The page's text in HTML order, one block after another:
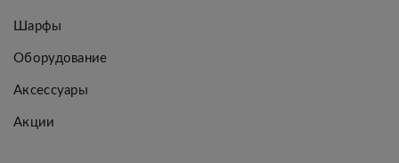
Шарфы
Оборудование
Аксессуары
Акции